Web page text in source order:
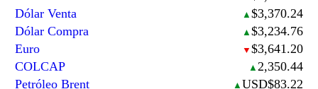
Dólar Venta
▲ $3,370.24
Dólar Compra
▲ $3,234.76
Euro
▼ $3,641.20
COLCAP
▲ 2,350.44
Petróleo Brent
▲ USD$83.22